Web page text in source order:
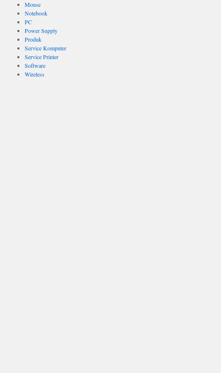
Mouse
Notebook
PC
Power Supply
Produk
Service Komputer
Service Printer
Software
Wireless